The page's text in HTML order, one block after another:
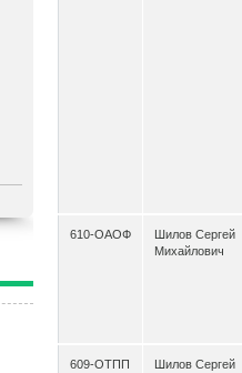
610-ОАОФ
Шилов Сергей
Михайлович
609-ОТПП
Шилов Сергей